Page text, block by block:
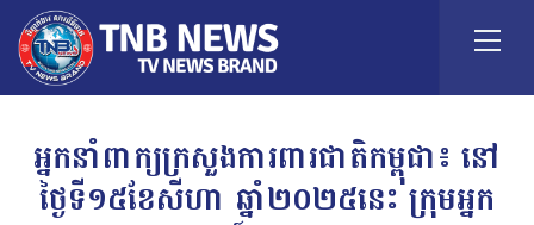
អ្នកនាំពាក្យក្រសួងការពារជាតិកម្ពុជា៖ នៅ
ថ្ងៃទី១៥ខែសីហា ឆ្នាំ២០២៥នេះ ក្រុមអ្នក